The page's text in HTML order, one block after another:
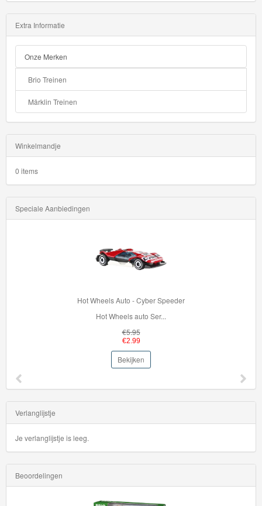
HW
Heavy
Weights
HW
Hot
trucks
HW
Mega
HW
Metro
Race
Team
HW
Rescue
HW
Ride-
Extra Informatie
Onze Merken
Brio Treinen
Märklin Treinen
Winkelmandje
0 items
Speciale Aanbiedingen
Hot Wheels Auto - Cyber Speeder
Hot Wheels auto Ser...
€5.95
€2.99
Bekijken
Verlanglijstje
Je verlanglijstje is leeg.
Beoordelingen